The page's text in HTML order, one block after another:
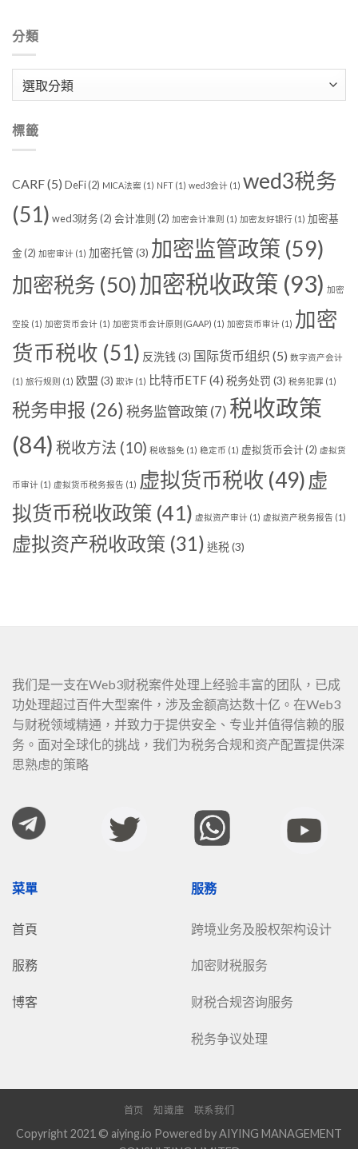
分類
標籤
CARF(5) DeFi(2) MICA法案 (1) NFT (1) wed3会计 (1) wed3税务
(51) wed3财务(2) 会计准则 (2) 加密会计准则 (1) 加密友好银行 (1) 加密基
金(2) 加密审计 (1) 加密托管(3) 加密监管政策 (59)
加密税务 (50)加密税收政策 (93) 加密
空投 (1) 加密货币会计 (1) 加密货币会计原则(GAAP) (1) 加密货币审计 (1) 加密
货币税收 (51) 反洗钱 (3) 国际货币组织 (5) 数字资产会计
(1) 旅行规则 (1) 欧盟 (3) 欺诈 (1) 比特币ETF(4) 税务处罚 (3) 税务犯罪 (1)
税务申报 (26) 税务监管政策(7) 税收政策
(84) 税收方法 (10) 税收豁免 (1) 稳定币 (1) 虚拟货币会计(2) 虚拟货
币审计 (1) 虚拟货币税务报告 (1) 虚拟货币税收 (49) 虚
拟货币税收政策 (41) 虚拟资产审计 (1) 虚拟资产税务报告 (1)
虚拟资产税收政策 (31) 逃税 (3)
我们是一支在Web3财税案件处理上经验丰富的团队，已成
功处理超过百件大型案件，涉及金额高达数十亿。在Web3
与财税领域精通，并致力于提供安全、专业并值得信赖的服
务。面对全球化的挑战，我们为税务合规和资产配置提供深
思熟虑的策略
菜單
首頁
服務
博客
服務
跨境业务及股权架构设计
加密财税服务
财税合规咨询服务
税务争议处理
首页 知識庫 联系我们
Copyright 2021 © aiying.io Powered by AIYING MANAGEMENT